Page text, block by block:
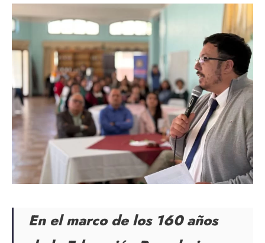
En el marco de los 160 años